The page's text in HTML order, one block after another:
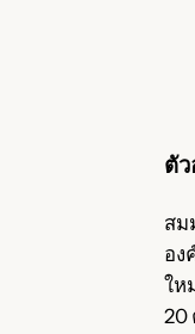
ตั
สม
อง
ให
20